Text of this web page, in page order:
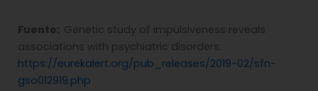
Fuente: Genetic study of impulsiveness reveals
associations with psychiatric disorders.
https://eurekalert.org/pub_releases/2019-02/sfn-
gso012919.php